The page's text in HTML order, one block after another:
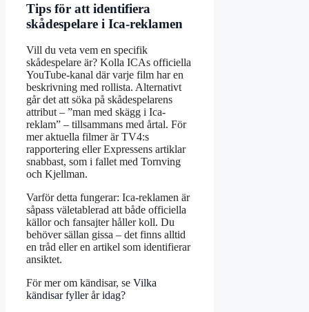
Tips för att identifiera
skådespelare i Ica-reklamen
Vill du veta vem en specifik
skådespelare är? Kolla ICAs officiella
YouTube-kanal där varje film har en
beskrivning med rollista. Alternativt
går det att söka på skådespelarens
attribut – ”man med skägg i Ica-
reklam” – tillsammans med årtal. För
mer aktuella filmer är TV4:s
rapportering eller Expressens artiklar
snabbast, som i fallet med Tornving
och Kjellman.
Varför detta fungerar: Ica-reklamen är
såpass väletablerad att både officiella
källor och fansajter håller koll. Du
behöver sällan gissa – det finns alltid
en tråd eller en artikel som identifierar
ansiktet.
För mer om kändisar, se Vilka
kändisar fyller år idag?